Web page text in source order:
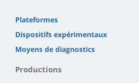
Plateformes
Dispositifs expérimentaux
Moyens de diagnostics
Productions